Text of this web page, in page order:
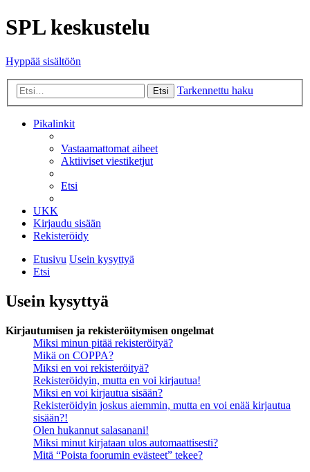
SPL keskustelu
Hyppää sisältöön
Etsi Tarkennettu haku
Pikalinkit
Vastaamattomat aiheet
Aktiiviset viestiketjut
Etsi
UKK
Kirjaudu sisään
Rekisteröidy
Etusivu Usein kysyttyä
Etsi
Usein kysyttyä
Kirjautumisen ja rekisteröitymisen ongelmat
Miksi minun pitää rekisteröityä?
Mikä on COPPA?
Miksi en voi rekisteröityä?
Rekisteröidyin, mutta en voi kirjautua!
Miksi en voi kirjautua sisään?
Rekisteröidyin joskus aiemmin, mutta en voi enää kirjautua
sisään?!
Olen hukannut salasanani!
Miksi minut kirjataan ulos automaattisesti?
Mitä “Poista foorumin evästeet” tekee?